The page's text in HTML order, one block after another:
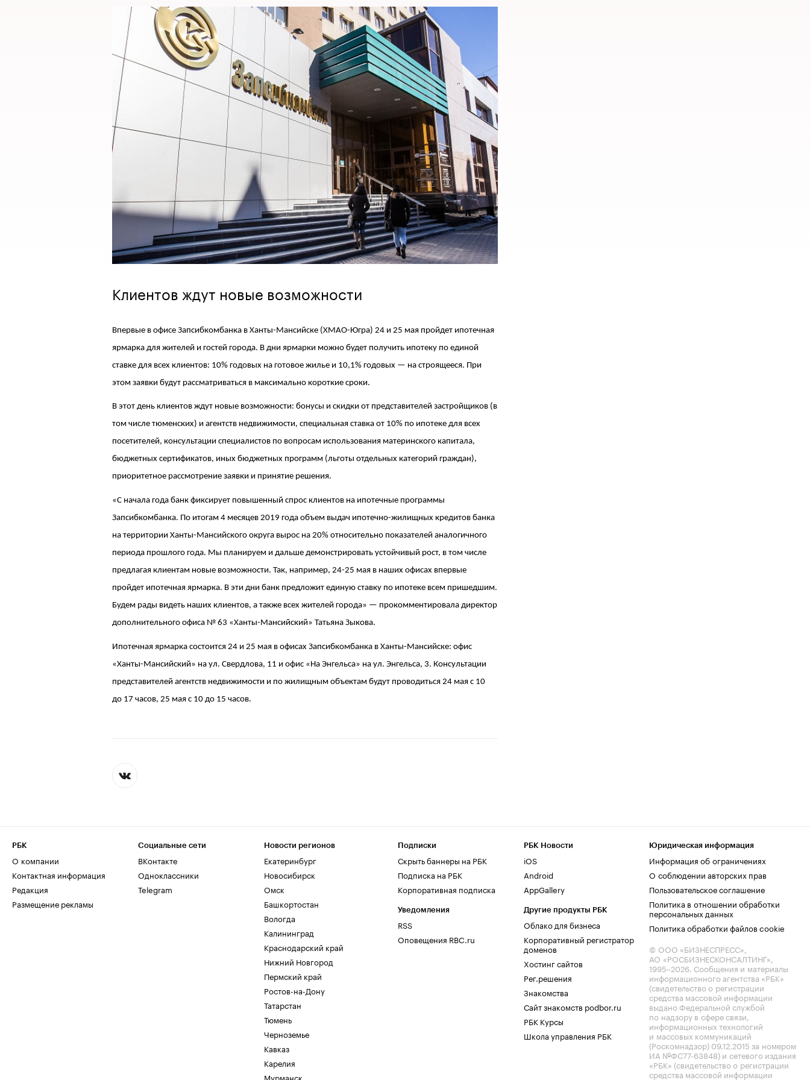
Клиентов ждут новые возможности
Впервые в офисе Запсибкомбанка в Ханты-Мансийске (ХМАО-Югра) 24 и 25 мая пройдет ипотечная
ярмарка для жителей и гостей города. В дни ярмарки можно будет получить ипотеку по единой
ставке для всех клиентов: 10% годовых на готовое жилье и 10,1% годовых — на строящееся. При
этом заявки будут рассматриваться в максимально короткие сроки.
В этот день клиентов ждут новые возможности: бонусы и скидки от представителей застройщиков (в
том числе тюменских) и агентств недвижимости, специальная ставка от 10% по ипотеке для всех
посетителей, консультации специалистов по вопросам использования материнского капитала,
бюджетных сертификатов, иных бюджетных программ (льготы отдельных категорий граждан),
приоритетное рассмотрение заявки и принятие решения.
«С начала года банк фиксирует повышенный спрос клиентов на ипотечные программы
Запсибкомбанка. По итогам 4 месяцев 2019 года объем выдач ипотечно-жилищных кредитов банка
на территории Ханты-Мансийского округа вырос на 20% относительно показателей аналогичного
периода прошлого года. Мы планируем и дальше демонстрировать устойчивый рост, в том числе
предлагая клиентам новые возможности. Так, например, 24-25 мая в наших офисах впервые
пройдет ипотечная ярмарка. В эти дни банк предложит единую ставку по ипотеке всем пришедшим.
Будем рады видеть наших клиентов, а также всех жителей города» — прокомментировала директор
дополнительного офиса № 63 «Ханты-Мансийский» Татьяна Зыкова.
Ипотечная ярмарка состоится 24 и 25 мая в офисах Запсибкомбанка в Ханты-Мансийске: офис
«Ханты-Мансийский» на ул. Свердлова, 11 и офис «На Энгельса» на ул. Энгельса, 3. Консультации
представителей агентств недвижимости и по жилищным объектам будут проводиться 24 мая с 10
до 17 часов, 25 мая с 10 до 15 часов.
РБК
О компании
Контактная информация
Редакция
Размещение рекламы
Социальные сети
ВКонтакте
Одноклассники
Telegram
Новости регионов
Екатеринбург
Новосибирск
Омск
Башкортостан
Вологда
Калининград
Краснодарский край
Нижний Новгород
Пермский край
Ростов-на-Дону
Татарстан
Тюмень
Черноземье
Кавказ
Карелия
Мурманск
Подписки
Скрыть баннеры на РБК
Подписка на РБК
Корпоративная подписка
Уведомления
RSS
Оповещения RBC.ru
РБК Новости
iOS
Android
AppGallery
Другие продукты РБК
Облако для бизнеса
Корпоративный регистратор
доменов
Хостинг сайтов
Рег.решения
Знакомства
Сайт знакомств podbor.ru
РБК Курсы
Школа управления РБК
Юридическая информация
Информация об ограничениях
О соблюдении авторских прав
Пользовательское соглашение
Политика в отношении обработки
персональных данных
Политика обработки файлов cookie
© ООО «БИЗНЕСПРЕСС»,
АО «РОСБИЗНЕСКОНСАЛТИНГ»,
1995–2026. Сообщения и материалы
информационного агентства «РБК»
(свидетельство о регистрации
средства массовой информации
выдано Федеральной службой
по надзору в сфере связи,
информационных технологий
и массовых коммуникаций
(Роскомнадзор) 09.12.2015 за номером
ИА №ФС77-63848) и сетевого издания
«РБК» (свидетельство о регистрации
средства массовой информации